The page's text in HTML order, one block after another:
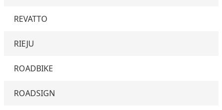
REVATTO
RIEJU
ROADBIKE
ROADSIGN